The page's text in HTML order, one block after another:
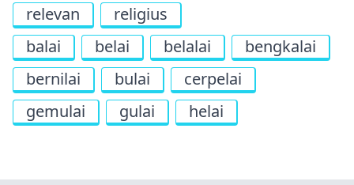
relevan
religius
balai
belai belalai
bengkalai
bernilai
bulai
cerpelai
gemulai
gulai helai